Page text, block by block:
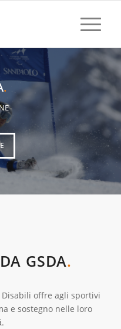
.
GSDA.
offre agli sportivi
e sostegno nelle loro